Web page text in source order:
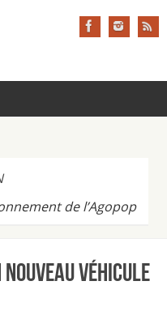
de l’Agopop
nouveau véhicule